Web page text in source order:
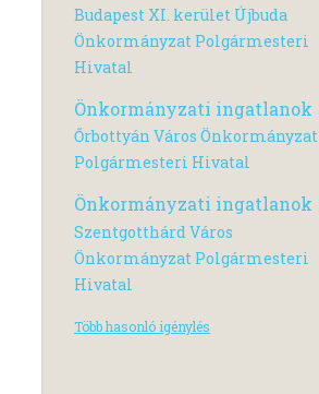
Budapest XI. kerület Újbuda
Önkormányzat Polgármesteri
Hivatal
Önkormányzati ingatlanok
Őrbottyán Város Önkormányzat
Polgármesteri Hivatal
Önkormányzati ingatlanok
Szentgotthárd Város
Önkormányzat Polgármesteri
Hivatal
Több hasonló igénylés